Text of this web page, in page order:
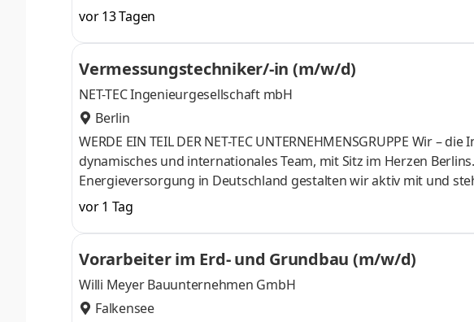
Bauprojekten sowie die Projektentwicklung. Unser
Bauherren gerne zur Verfügung.Zur Unterstützung unseres
Standort Falkensee eine*n Vorarbeiter*in (m/w/d). Aufgaben
OrtKoordinieren von Bauarbeiten und Zuweisen
vor 13 Tagen
Vermessungstechniker/-in (m/w/d)
NET-TEC Ingenieurgesellschaft mbH
Berlin
WERDE EIN TEIL DER NET-TEC UNTERNEHMENSGRUPPE Wir –
dynamisches und internationales Team, mit Sitz im Herzen
Energieversorgung in Deutschland gestalten wir aktiv mit und
Planungsprozess, während der Realisierung und im Betrieb von
Dabei fallen vielseitige Aufgaben an, bei denen wir deine
respektieren die Persönlichkeit all unserer Mitarbeiterinnen und
Geschlecht, Glauben und Orientierung. Wir sind wertschätzend i
vor 1 Tag
Vorarbeiter im Erd- und Grundbau (m/w/d)
Willi Meyer Bauunternehmen GmbH
Falkensee